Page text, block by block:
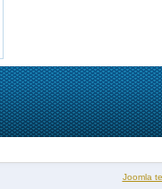
Joomla